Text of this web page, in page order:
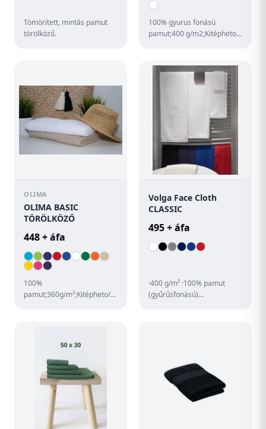
Tömörített, mintás pamut
törölköző.
100% gyurus fonású
pamut;400 g/m2;Kitépheto
csomagok;Dupla tu...
OLIMA
OLIMA BASIC
TÖRÖLKÖZŐ
448 + áfa
100%
pamut;360g/m²;Kitépheto/kivágható
Volga Face Cloth
CLASSIC
495 + áfa
·400 g/m² ·100% pamut
(gyűrűsfonású)